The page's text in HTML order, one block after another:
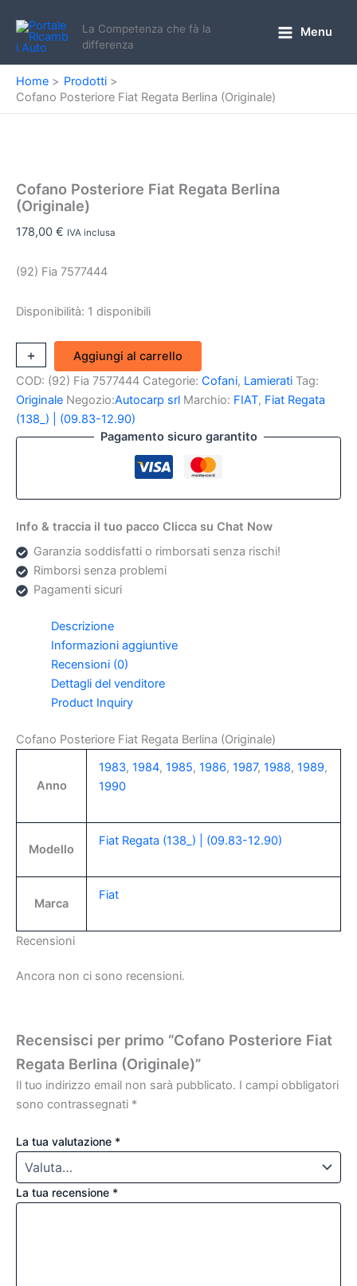
contenuto
La Competenza che fà la
differenza
Menu
Home
Prodotti
Cofano Posteriore Fiat Regata Berlina (Originale)
Cofano Posteriore Fiat Regata Berlina
(Originale)
178,00 € IVA inclusa
(92) Fia 7577444
Disponibilità: 1 disponibili
-
Cofano
Posteriore
Fiat
Regata
Berlina
(Originale)
+
Aggiungi al carrello
COD: (92) Fia 7577444 Categorie: Cofani, Lamierati Tag:
Originale Negozio:Autocarp srl Marchio: FIAT, Fiat Regata
(138_) | (09.83-12.90)
Pagamento sicuro garantito
Info & traccia il tuo pacco Clicca su Chat Now
Garanzia soddisfatti o rimborsati senza rischi!
Rimborsi senza problemi
Pagamenti sicuri
Descrizione
Informazioni aggiuntive
Recensioni (0)
Dettagli del venditore
Product Inquiry
Cofano Posteriore Fiat Regata Berlina (Originale)
Anno
1983, 1984, 1985, 1986, 1987, 1988, 1989,
1990
Modello
Fiat Regata (138_) | (09.83-12.90)
Marca
Fiat
Recensioni
Ancora non ci sono recensioni.
Recensisci per primo “Cofano Posteriore Fiat
Regata Berlina (Originale)”
Il tuo indirizzo email non sarà pubblicato. I campi obbligatori
sono contrassegnati *
La tua valutazione *
La tua recensione *